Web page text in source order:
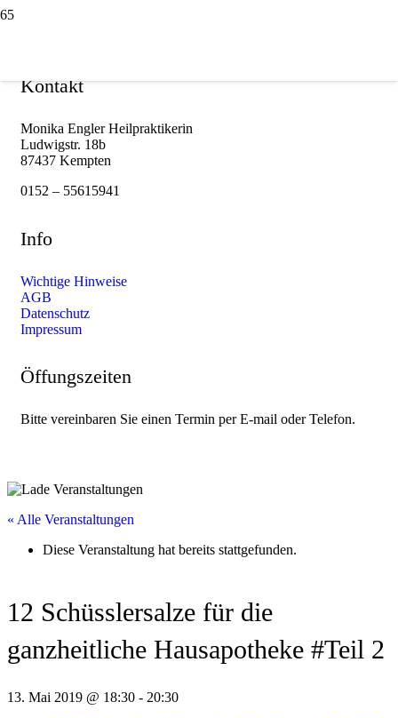
Kontakt
Monika Engler Heilpraktikerin
Ludwigstr. 18b
87437 Kempten
0152 – 55615941
Info
Wichtige Hinweise
AGB
Datenschutz
Impressum
Öffungszeiten
Bitte vereinbaren Sie einen Termin per E-mail oder Telefon.
« Alle Veranstaltungen
Diese Veranstaltung hat bereits stattgefunden.
12 Schüsslersalze für die
ganzheitliche Hausapotheke #Teil 2
13. Mai 2019 @ 18:30 - 20:30